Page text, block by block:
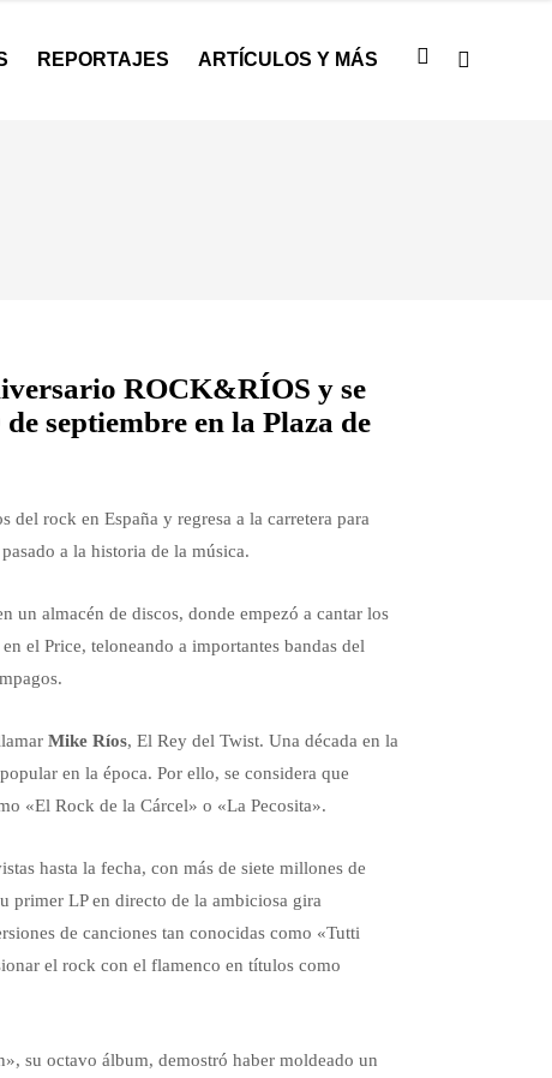
REPORTAJES ARTÍCULOS Y MÁS
ROCK&RÍOS y se
septiembre en la Plaza de
del rock en España y regresa a la carretera para
a la historia de la música.
un almacén de discos, donde empezó a cantar los
el Price, teloneando a importantes bandas del
Mike Ríos, El Rey del Twist. Una década en la
en la época. Por ello, se considera que
«El Rock de la Cárcel» o «La Pecosita».
hasta la fecha, con más de siete millones de
primer LP en directo de la ambiciosa gira
de canciones tan conocidas como «Tutti
el rock con el flamenco en títulos como
su octavo álbum, demostró haber moldeado un